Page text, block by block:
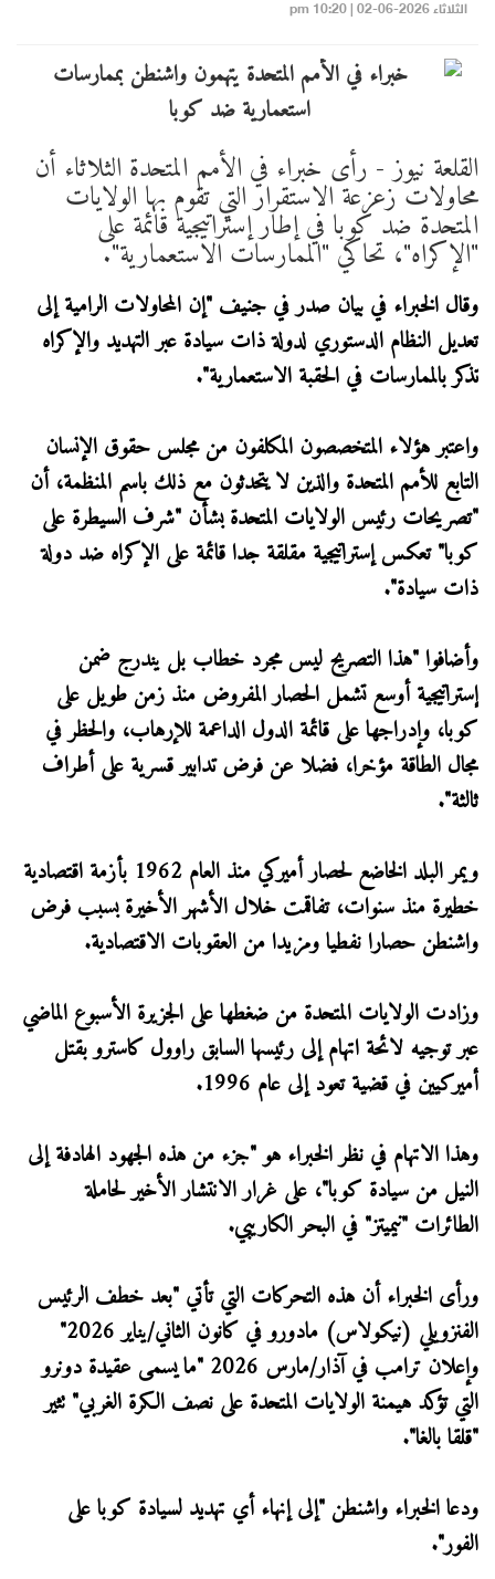
الثلاثاء 2026-06-02 | 10:20 pm
القلعة نيوز - رأى خبراء في الأمم المتحدة الثلاثاء أن
محاولات زعزعة الاستقرار التي تقوم بها الولايات
المتحدة ضد كوبا في إطار إستراتيجية قائمة على
"الإكراه"، تحاكي "الممارسات الاستعمارية".
وقال الخبراء في بيان صدر في جنيف "إن المحاولات الرامية إلى
تعديل النظام الدستوري لدولة ذات سيادة عبر التهديد والإكراه
تذكر بالممارسات في الحقبة الاستعمارية".
واعتبر هؤلاء المتخصصون المكلفون من مجلس حقوق الإنسان
التابع للأمم المتحدة والذين لا يتحدثون مع ذلك باسم المنظمة، أن
"تصريحات رئيس الولايات المتحدة بشأن "شرف السيطرة على
كوبا" تعكس إستراتيجية مقلقة جدا قائمة على الإكراه ضد دولة
ذات سيادة".
وأضافوا "هذا التصريح ليس مجرد خطاب بل يندرج ضمن
إستراتيجية أوسع تشمل الحصار المفروض منذ زمن طويل على
كوبا، وإدراجها على قائمة الدول الداعمة للإرهاب، والحظر في
مجال الطاقة مؤخرا، فضلا عن فرض تدابير قسرية على أطراف
ثالثة".
ويمر البلد الخاضع لحصار أميركي منذ العام 1962 بأزمة اقتصادية
خطيرة منذ سنوات، تفاقمت خلال الأشهر الأخيرة بسبب فرض
واشنطن حصارا نفطيا ومزيدا من العقوبات الاقتصادية.
وزادت الولايات المتحدة من ضغطها على الجزيرة الأسبوع الماضي
عبر توجيه لائحة اتهام إلى رئيسها السابق راوول كاسترو بقتل
أميركيين في قضية تعود إلى عام 1996.
وهذا الاتهام في نظر الخبراء هو "جزء من هذه الجهود الهادفة إلى
النيل من سيادة كوبا"، على غرار الانتشار الأخير لحاملة
الطائرات "نيميتز" في البحر الكاريبي.
ورأى الخبراء أن هذه التحركات التي تأتي "بعد خطف الرئيس
الفنزويلي (نيكولاس) مادورو في كانون الثاني/يناير 2026"
وإعلان ترامب في آذار/مارس 2026 "ما يسمى عقيدة دونرو
التي تؤكد هيمنة الولايات المتحدة على نصف الكرة الغربي" تثير
"قلقا بالغا".
ودعا الخبراء واشنطن "إلى إنهاء أي تهديد لسيادة كوبا على
الفور".